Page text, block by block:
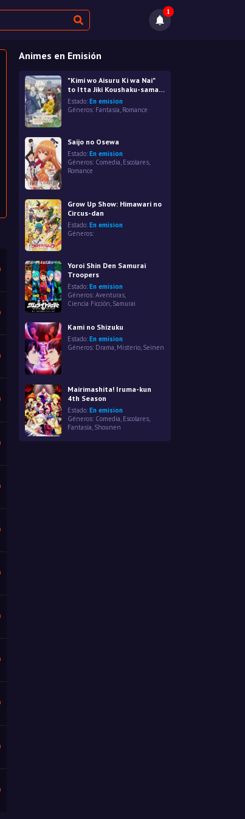
1
Animes en Emisión
"Kimi wo Aisuru Ki wa Nai"
to Itta Jiki Koushaku-sama
ga Nazeka Dekiai
shitekimasu
Estado: En emision
Géneros: Fantasía, Romance
Saijo no Osewa
Estado: En emision
Géneros: Comedia, Escolares
Romance
Grow Up Show: Himawari no
Circus-dan
Estado: En emision
Géneros:
Yoroi Shin Den Samurai
Troopers
Estado: En emision
Géneros: Aventuras
Ciencia Ficción, Samurai
Kami no Shizuku
Estado: En emision
Géneros: Drama, Misterio, Seinen
Mairimashita! Iruma-kun
4th Season
Estado: En emision
Géneros: Comedia Escolares
Fantasía Shounen